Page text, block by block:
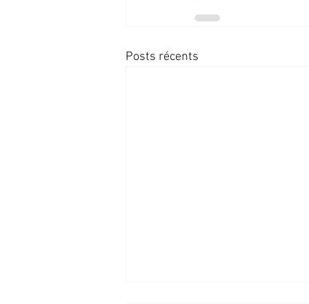
Posts récents